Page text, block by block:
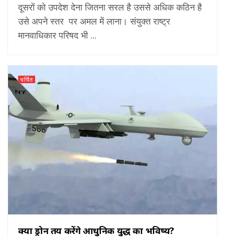
दूसरों को उपदेश देना जितना सरल है उससे अधिक कठिन है
उसे अपने स्तर पर अमल में लाना। संयुक्त राष्ट्र
मानवाधिकार परिषद भी ...
चर्चित
क्या ड्रोन तय करेंगे आधुनिक युद्ध का भविष्य?